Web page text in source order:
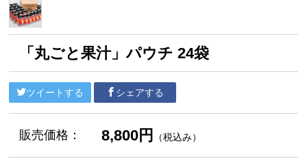
「丸ごと果汁」パウチ 24袋
ツイートする シェアする
販売価格： 8,800円 （税込み）